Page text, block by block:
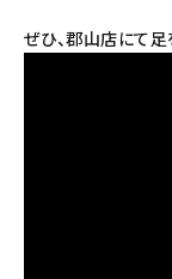
ぜひ、郡山店にて